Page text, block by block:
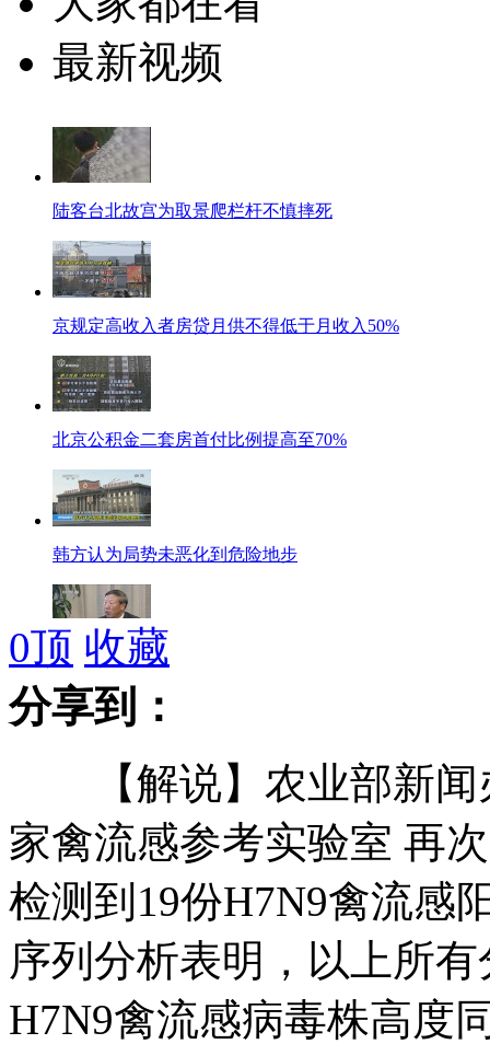
最新视频
陆客台北故宫为取景爬栏杆不慎摔死
京规定高收入者房贷月供不得低于月收入50%
北京公积金二套房首付比例提高至70%
韩方认为局势未恶化到危险地步
戴相龙：社保基金年均投资收益超8%
车站施工挖出大量铜钱遭众人哄抢
实拍：沈阳四月罕见飞雪
悲催妹子爆摔瞬间大盘点
0顶 收藏
分享到：
【解说】农业部新闻
家禽流感参考实验室 再
检测到19份H7N9禽流感
序列分析表明，以上所
H7N9禽流感病毒株高度